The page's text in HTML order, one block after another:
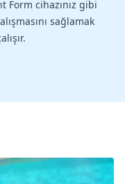
Form cihazınız gibi
sağlamak